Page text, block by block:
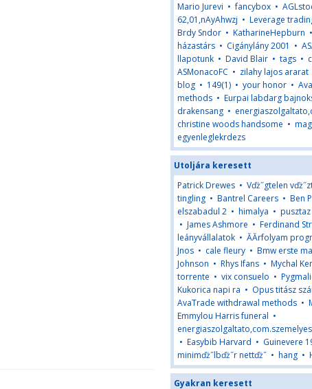
Mario Jurevi •fancybox •
62,01,nAyAhwzj • Leverage
Brdy Sndor • KatharineHepburn •
házastárs • Cigánylány 2001 •
llapotunk • David Blair • tags •
ASMonacoFC • zilahy lajos ararat
blog • 149(1) • your honor •
methods • Eurpai labdarg
drakensang •
christine woods handsome •
egyenleglekrdezs
Utoljára keresett
Patrick Drewes • Vďż˝gtelen
tingling • Bantrel Careers • Ben
elszabadul 2 • himalya • pusztaz
• James Ashmore • Ferdinand
leányvállalatok • ĂĂrfolyam
Jnos • cale fleury • Bmw erste
Johnson • Rhys Ifans • Mychal
torrente • vix consuelo •
Kukorica napi ra • Opus titász
AvaTrade withdrawal methods •
Emmylou Harris funeral •
energiaszolgaltato,com.szemelyes
• Easybib Harvard • Guinevere
minimďż˝lbďż˝r nettďż˝ • hang •
Gyakran keresett